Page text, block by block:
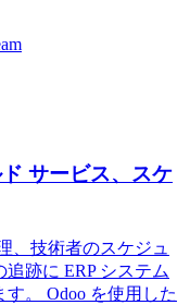
サービス、スケ
、技術者のスケジュ
跡に ERP システム
。 Odoo を使用した